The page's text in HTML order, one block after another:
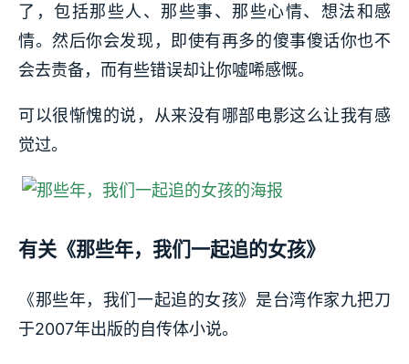
了，包括那些人、那些事、那些心情、想法和感
情。然后你会发现，即使有再多的傻事傻话你也不
会去责备，而有些错误却让你嘘唏感慨。
可以很惭愧的说，从来没有哪部电影这么让我有感
觉过。
有关《那些年，我们一起追的女孩》
《那些年，我们一起追的女孩》是台湾作家九把刀
于2007年出版的自传体小说。